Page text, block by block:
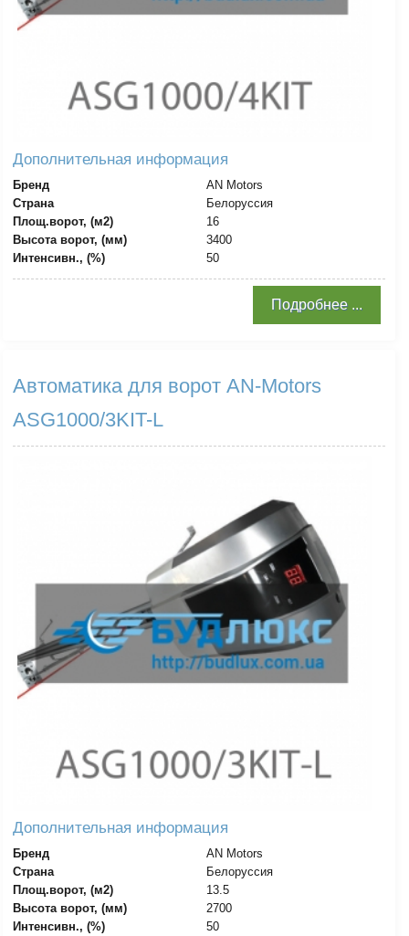
Дополнительная информация
Бренд
AN Motors
Страна
Белоруссия
Площ.ворот, (м2)
16
Высота ворот, (мм)
3400
Интенсивн., (%)
50
Подробнее ...
Автоматика для ворот AN-Motors
ASG1000/3KIT-L
Дополнительная информация
Бренд
AN Motors
Страна
Белоруссия
Площ.ворот, (м2)
13.5
Высота ворот, (мм)
2700
Интенсивн., (%)
50